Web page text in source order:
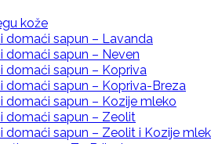
krema za negu kože – Smilje
krema za negu kože – Propolis
kože
domaći sapun – Lavanda
domaći sapun – Neven
domaći sapun – Kopriva
domaći sapun – Kopriva-Breza
domaći sapun – Kozije mleko
domaći sapun – Zeolit
domaći sapun – Zeolit i Kozije